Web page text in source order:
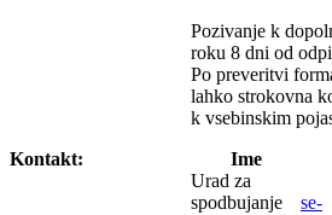
Pozivanje k
roku 8 dni od
Po preveritvi
lahko strokovna
k vsebinskim
Kontakt:
Ime
Urad za
spodbujanje
se-